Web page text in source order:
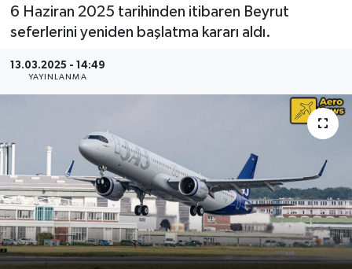
6 Haziran 2025 tarihinden itibaren Beyrut
seferlerini yeniden başlatma kararı aldı.
13.03.2025 - 14:49
YAYINLANMA